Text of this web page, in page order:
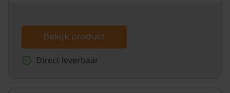
Bekijk product
Direct leverbaar